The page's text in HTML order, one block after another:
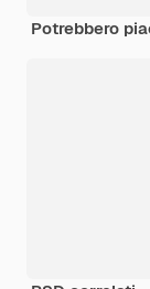
Potrebbero